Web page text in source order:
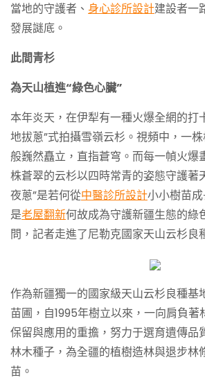
當地的守護者、 身心診所設計建設者一
發展謎底。
此間青杉
為天山植進“綠色心臟”
本年炎天，在伊犁有一種火爆全網的打
地拔蔥”式拍攝雪嶺云杉。視頻中，一
般巍然矗立，直指蒼穹。而每一幀火爆
株蒼翠的云杉以四時常青的姿態守護著
夜蔥”是若何從中醫診所設計小小樹苗
是老屋翻新何故成為守護新疆生態的綠
問，記者走進了尼勒克國家天山云杉良
作為新疆獨一的國家級天山云杉良種基
苗圃，自1995年樹立以來，一向肩負著
保留與應用的重擔，努力于選育遺傳品
林木種子，為全疆的植樹造林與退步林
苗。